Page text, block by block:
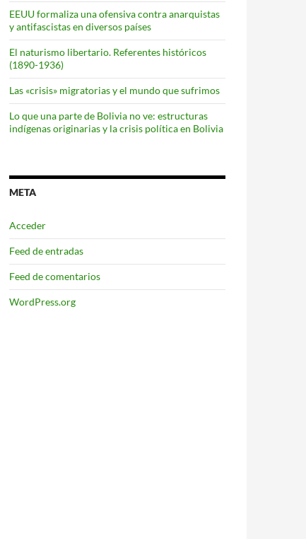
EEUU formaliza una ofensiva contra anarquistas
y antifascistas en diversos países
El naturismo libertario. Referentes históricos
(1890-1936)
Las «crisis» migratorias y el mundo que sufrimos
Lo que una parte de Bolivia no ve: estructuras
indígenas originarias y la crisis política en Bolivia
META
Acceder
Feed de entradas
Feed de comentarios
WordPress.org